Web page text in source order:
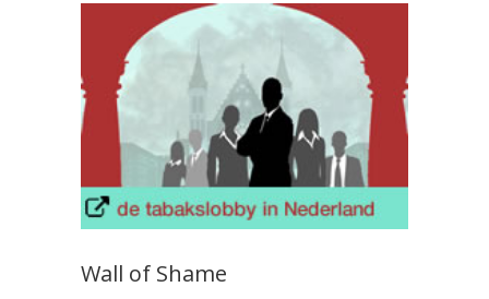
Wall of Shame